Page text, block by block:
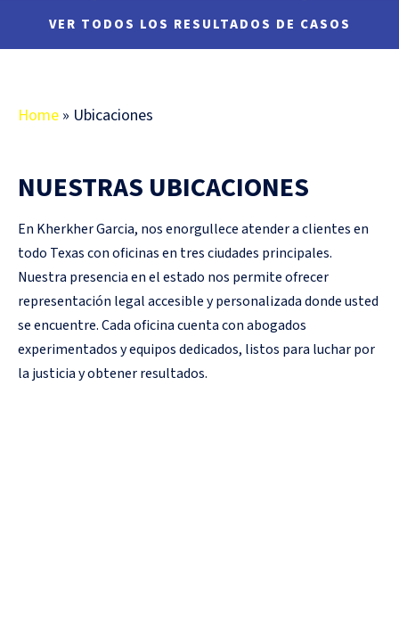
VER TODOS LOS RESULTADOS DE CASOS
Home » Ubicaciones
NUESTRAS UBICACIONES
En Kherkher Garcia, nos enorgullece atender a clientes en
todo Texas con oficinas en tres ciudades principales.
Nuestra presencia en el estado nos permite ofrecer
representación legal accesible y personalizada donde usted
se encuentre. Cada oficina cuenta con abogados
experimentados y equipos dedicados, listos para luchar por
la justicia y obtener resultados.